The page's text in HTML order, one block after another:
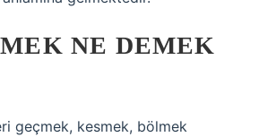
NE DEMEK
geçmek, kesmek, bölmek